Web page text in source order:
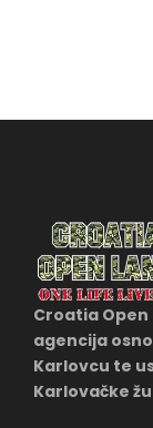
Croatia Open
agencija
Karlovcu te
Karlovačke